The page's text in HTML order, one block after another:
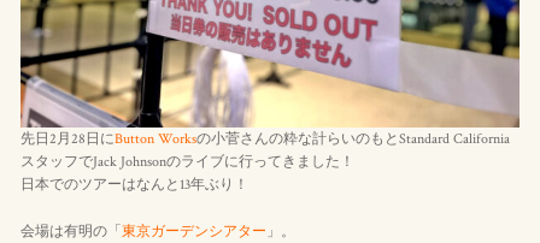
先日2月28日にButton Worksの小菅さんの粋な計らいのもとStandard California
スタッフでJack Johnsonのライブに行ってきました！
日本でのツアーはなんと13年ぶり！
会場は有明の「 東京ガーデンシアター 」。